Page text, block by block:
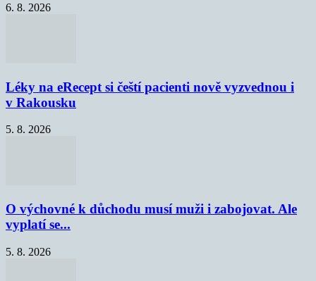
6. 8. 2026
Léky na eRecept si čeští pacienti nově vyzvednou i
v Rakousku
5. 8. 2026
O výchovné k důchodu musí muži i zabojovat. Ale
vyplatí se...
5. 8. 2026